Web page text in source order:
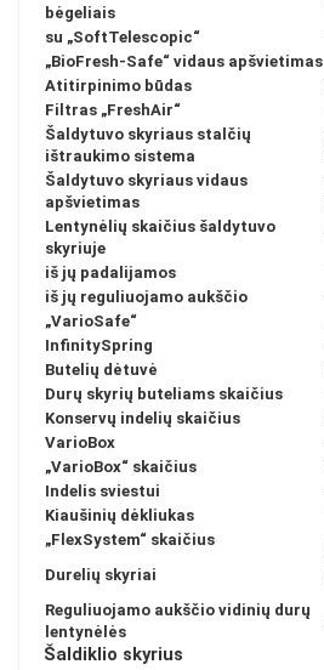
bėgeliais
su „SoftTelescopic“
„BioFresh-Safe“ vidaus apšvietimas
Atitirpinimo būdas
Filtras „FreshAir“
Šaldytuvo skyriaus stalčių
ištraukimo sistema
Šaldytuvo skyriaus vidaus
apšvietimas
Lentynėlių skaičius šaldytuvo
skyriuje
iš jų padalijamos
iš jų reguliuojamo aukščio
„VarioSafe“
InfinitySpring
Butelių dėtuvė
Durų skyrių buteliams skaičius
Konservų indelių skaičius
VarioBox
„VarioBox“ skaičius
Indelis sviestui
Kiaušinių dėkliukas
„FlexSystem“ skaičius
Durelių skyriai
Reguliuojamo aukščio vidinių durų
lentynėlės
Šaldiklio skyrius